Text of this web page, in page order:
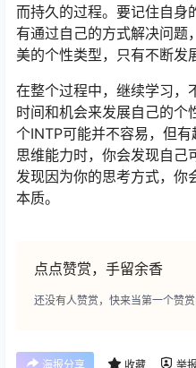
而持久的过程。要记住自身
有通过自己的方式解决问题
美的个性类型，只有不断发
在整个过程中，继续学习，
时间和机会来发展自己的个
个INTP可能并不容易，但
思维能力时，你会发现自己
发现因为你的思考方式，你
本质。
点点赞赏，手留余香
还没有人赞赏，快来当第一个赞赏
海报分享 收藏 举报